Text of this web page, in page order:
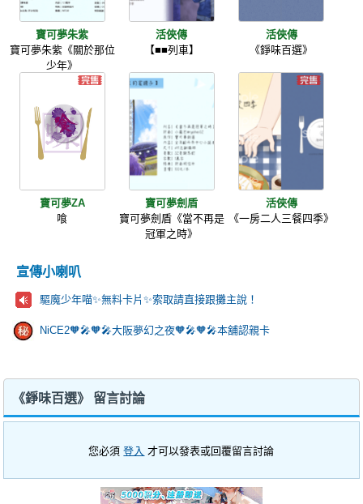
寶可夢朱紫
寶可夢朱紫《關於那位
少年》
活俠傳
【■■列車】
活俠傳
《錚味百選》
寶可夢ZA
喰
寶可夢劍盾
寶可夢劍盾《當不再是
冠軍之時》
活俠傳
《一房二人三餐四季》
宣傳小喇叭
驅魔少年喵✨️無料卡片✨️索取請直接跟攤主說！
NiCE2🧡🎤🧡🎤大阪夢幻之夜🧡🎤🧡🎤本舖認親卡
《錚味百選》 留言討論
您必須登入 才可以發表或回覆留言討論